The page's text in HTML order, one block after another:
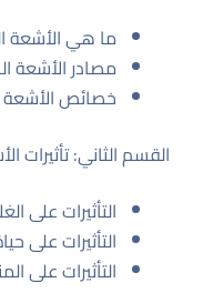
ما هي الأشعة
مصادر الأشعة
خصائص الأشعة
القسم الثاني: تأثيرات
التأثيرات على
التأثيرات على
التأثيرات على